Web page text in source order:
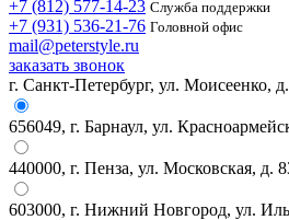
+7 (812) 577-14-23 Служба поддержки
+7 (931) 536-21-76 Головной офис
mail@peterstyle.ru
заказать звонок
г. Санкт-Петербург, ул. Моисеенко,
656049, г. Барнаул, ул.
440000, г. Пенза, ул. Московская, д.
603000, г. Нижний Новгород, ул.